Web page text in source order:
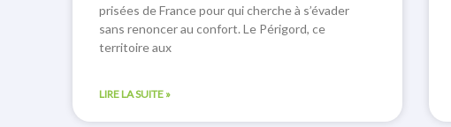
prisées de France pour qui cherche à s’évader
sans renoncer au confort. Le Périgord, ce
territoire aux
LIRE LA SUITE »